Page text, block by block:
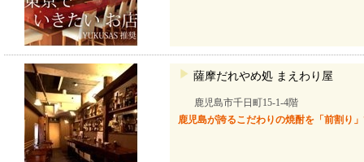
薩摩だれやめ処 まえわり屋
鹿児島市千日町15-1-4階
鹿児島が誇るこだわりの焼酎を「前割り